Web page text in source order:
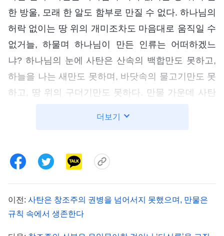
한 방울, 모래 한 알도 함부로 만질 수 없다. 하나님의
허락 없이는 땅 위의 개미조차도 마음대로 움직일 수
없거늘, 하물며 하나님이 만든 인류는 어떠하겠느
냐? 하나님의 눈에 사탄은 산속의 백합만도 못하고,
하늘을 나는 새만도 못하며, 바닷속의 물고기만도 못
하고, 땅 위의 구더기만도 못하다. 만물 가운데 사탄
사역과 경륜을 위해 봉사하는 것이다. 사탄의 본성이
사탄이 유일하게 할 수 있는 일은 분수에 맞게 자신
의 기능, 그러니까 하나님을 위해 봉사하는 기능과
사탄의 본질이자 본래 자리이다. 사탄의 본질은 생명
과 무관하고, 능력과 무관하며, 권병과 무관하다. 사
더보기
이전: 사탄은 창조주의 권병을 넘어서지 못했으며, 만물은
규칙 속에서 생존한다